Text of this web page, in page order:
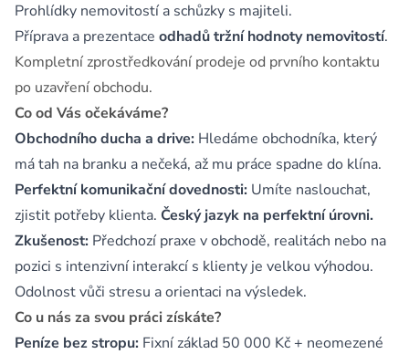
Prohlídky nemovitostí a schůzky s majiteli.
Příprava a prezentace odhadů tržní hodnoty nemovitostí.
Kompletní zprostředkování prodeje od prvního kontaktu
po uzavření obchodu.
Co od Vás očekáváme?
Obchodního ducha a drive: Hledáme obchodníka, který
má tah na branku a nečeká, až mu práce spadne do klína.
Perfektní komunikační dovednosti: Umíte naslouchat,
zjistit potřeby klienta. Český jazyk na perfektní úrovni.
Zkušenost: Předchozí praxe v obchodě, realitách nebo na
pozici s intenzivní interakcí s klienty je velkou výhodou.
Odolnost vůči stresu a orientaci na výsledek.
Co u nás za svou práci získáte?
Peníze bez stropu: Fixní základ 50 000 Kč + neomezené